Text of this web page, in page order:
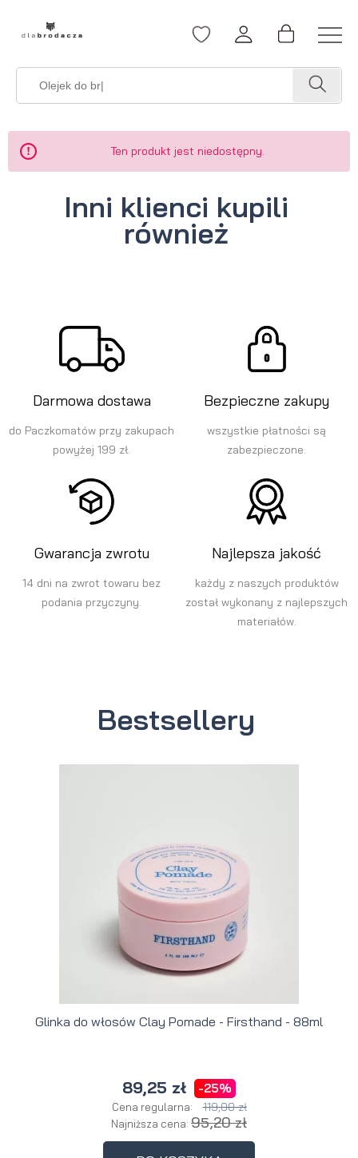
Ten produkt jest niedostępny.
Inni klienci kupili
również
Darmowa dostawa
do Paczkomatów przy zakupach
powyżej 199 zł.
Bezpieczne zakupy
wszystkie płatności są
zabezpieczone.
Gwarancja zwrotu
14 dni na zwrot towaru bez
podania przyczyny.
Najlepsza jakość
każdy z naszych produktów
został wykonany z najlepszych
materiałów.
Bestsellery
Glinka do włosów Clay Pomade - Firsthand - 88ml
89,25 zł -25%
Cena regularna: 119,00 zł
Najniższa cena: 95,20 zł